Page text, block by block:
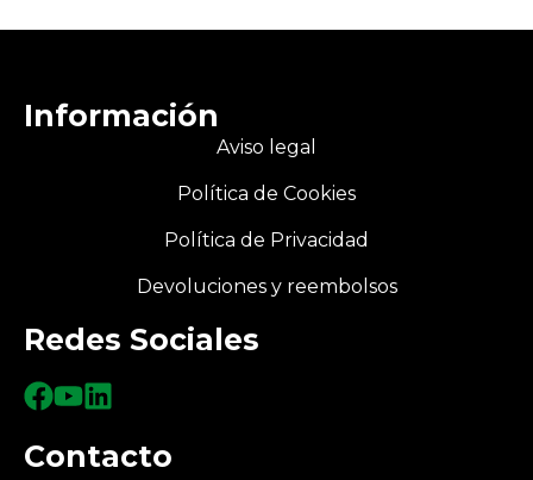
Información
Aviso legal
Política de Cookies
Política de Privacidad
Devoluciones y reembolsos
Redes Sociales
Contacto